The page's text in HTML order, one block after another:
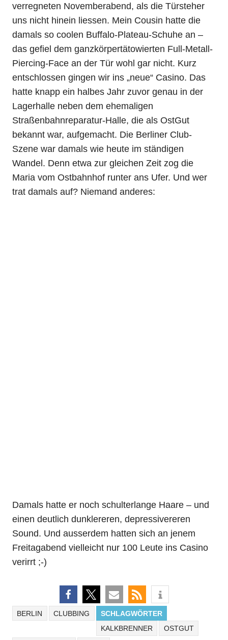
verregneten Novemberabend, als die Türsteher
uns nicht hinein liessen. Mein Cousin hatte die
damals so coolen Buffalo-Plateau-Schuhe an –
das gefiel dem ganzkörpertätowierten Full-Metall-
Piercing-Face an der Tür wohl gar nicht. Kurz
entschlossen gingen wir ins „neue“ Casino. Das
hatte knapp ein halbes Jahr zuvor genau in der
Lagerhalle neben dem ehemaligen
Straßenbahnreparatur-Halle, die als OstGut
bekannt war, aufgemacht. Die Berliner Club-
Szene war damals wie heute im ständigen
Wandel. Denn etwa zur gleichen Zeit zog die
Maria vom Ostbahnhof runter ans Ufer. Und wer
trat damals auf? Niemand anderes:
Damals hatte er noch schulterlange Haare – und
einen deutlich dunklereren, depressivereren
Sound. Und ausserdem hatten sich an jenem
Freitagabend vielleicht nur 100 Leute ins Casino
verirrt ;-)
SCHLAGWÖRTER
BERLIN
CLUBBING
KALKBRENNER
OSTGUT